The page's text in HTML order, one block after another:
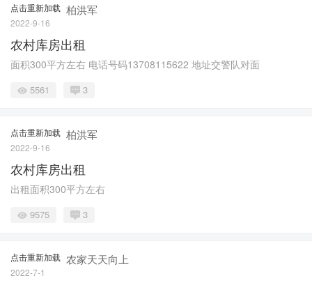
点击重新加载 柏洪军
2022-9-16
农村库房出租
面积300平方左右 电话号码13708115622 地址交警队对面
5561 3
点击重新加载 柏洪军
2022-9-16
农村库房出租
出租面积300平方左右
9575 3
点击重新加载 农家天天向上
2022-7-1